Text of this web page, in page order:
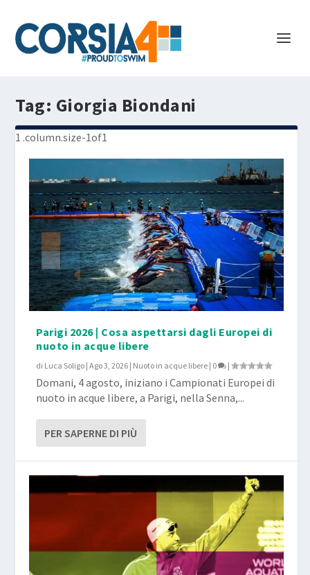
Tag: Giorgia Biondani
Parigi 2026 | Cosa aspettarsi dagli Europei di
nuoto in acque libere
di Luca Soligo |Ago 3, 2026 | Nuoto in acque libere | 0 |
Domani, 4 agosto, iniziano i Campionati Europei di
nuoto in acque libere, a Parigi, nella Senna,...
PER SAPERNE DI PIÙ